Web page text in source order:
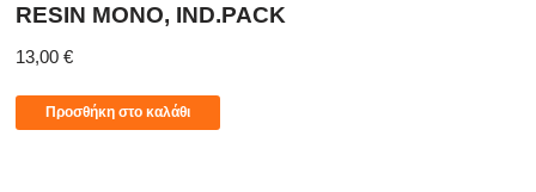
RESIN ΜΟΝΟ, IND.PACK
13,00 €
Προσθήκη στο καλάθι